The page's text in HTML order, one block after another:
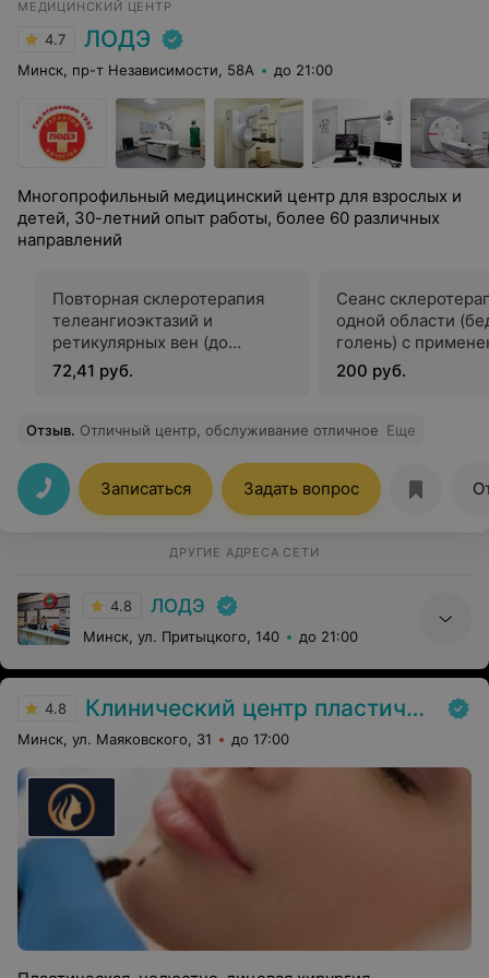
МЕДИЦИНСКИЙ ЦЕНТР
4.7 ЛОДЭ
Минск, пр-т Независимости, 58А до 21:00
Многопрофильный медицинский центр для взрослых и
детей, 30-летний опыт работы, более 60 различных
направлений
Повторная склеротерапия
телеангиоэктазий и
ретикулярных вен (до
коррекция)
72,41 руб.
Сеанс
одной области
голень) с
пенной формы
вводимого под
200 руб.
Отзыв. Отличный центр, обслуживание отличное Еще
Записаться Задать вопрос
ДРУГИЕ АДРЕСА СЕТИ
4.8 ЛОДЭ
Минск, ул. Притыцкого, 140 до 21:00
4.8 Клинический центр пластической хирургии и медицинской косметологии
Минск, ул. Маяковского, 31 до 17:00